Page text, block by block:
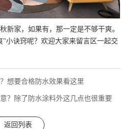
新家，如果有，那一定是不够干爽。
小诀窍呢？欢迎大家来留言区一起交
想要合格防水效果看这里
？除了防水涂料外这几点也很重要
返回列表